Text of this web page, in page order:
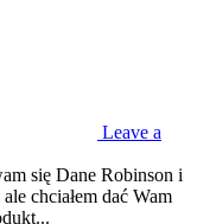
Leave a
się Dane Robinson i
chciałem dać Wam